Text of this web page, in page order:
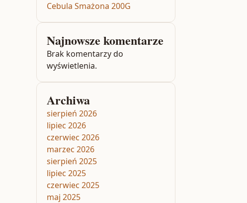
Cebula Smażona 200G
Najnowsze komentarze
Brak komentarzy do
wyświetlenia.
Archiwa
sierpień 2026
lipiec 2026
czerwiec 2026
marzec 2026
sierpień 2025
lipiec 2025
czerwiec 2025
maj 2025